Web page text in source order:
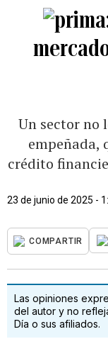
Un sector no
empeñada,
crédito
23 de junio de 2025 -
COMPARTIR
Las opiniones
del autor y no
Día o sus afiliados.